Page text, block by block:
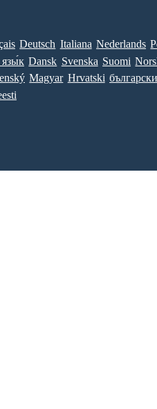
Deutsch Italiana Nederlands
Dansk Svenska Suomi
Magyar Hrvatski български